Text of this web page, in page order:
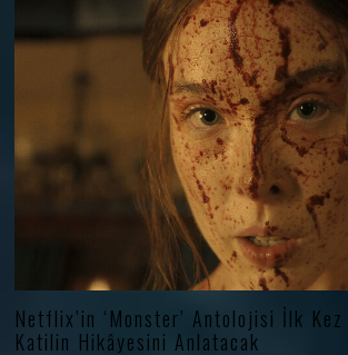
Netflix’in ‘Monster’ Antolojisi İlk Kez
Katilin Hikâyesini Anlatacak